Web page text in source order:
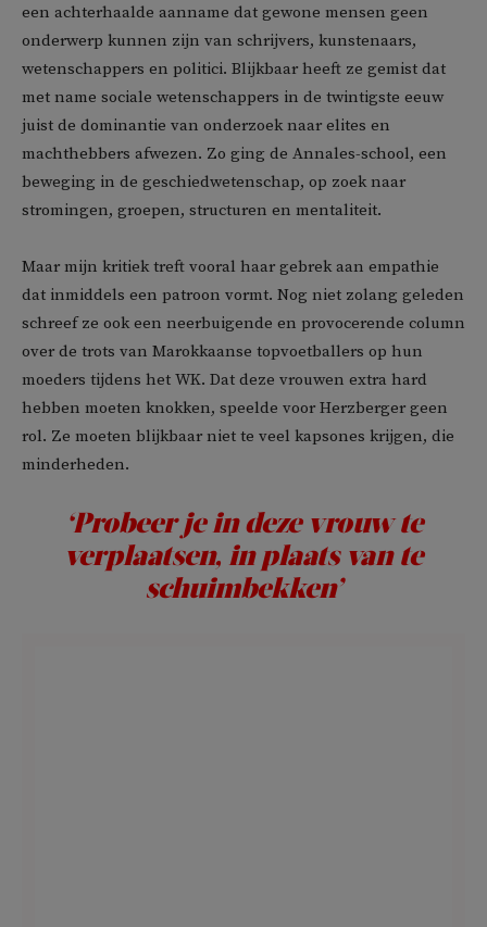
een achterhaalde aanname dat gewone mensen geen
onderwerp kunnen zijn van schrijvers, kunstenaars,
wetenschappers en politici. Blijkbaar heeft ze gemist dat
met name sociale wetenschappers in de twintigste eeuw
juist de dominantie van onderzoek naar elites en
machthebbers afwezen. Zo ging de Annales-school, een
beweging in de geschiedwetenschap, op zoek naar
stromingen, groepen, structuren en mentaliteit.
Maar mijn kritiek treft vooral haar gebrek aan empathie
dat inmiddels een patroon vormt. Nog niet zolang geleden
schreef ze ook een neerbuigende en provocerende column
over de trots van Marokkaanse topvoetballers op hun
moeders tijdens het WK. Dat deze vrouwen extra hard
hebben moeten knokken, speelde voor Herzberger geen
rol. Ze moeten blijkbaar niet te veel kapsones krijgen, die
minderheden.
‘Probeer je in deze vrouw te
verplaatsen, in plaats van te
schuimbekken’